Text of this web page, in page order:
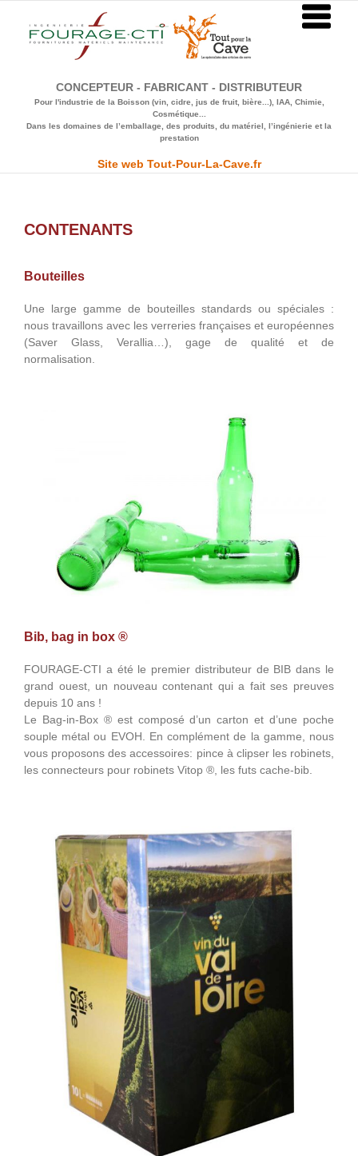
contenu
CONCEPTEUR - FABRICANT - DISTRIBUTEUR
Pour l'industrie de la Boisson (vin, cidre, jus de fruit, bière...), IAA, Chimie,
Cosmétique...
Dans les domaines de l’emballage, des produits, du matériel, l’ingénierie et la
prestation
Site web Tout-Pour-La-Cave.fr
CONTENANTS
Bouteilles
Une large gamme de bouteilles standards ou spéciales :
nous travaillons avec les verreries françaises et européennes
(Saver Glass, Verallia…), gage de qualité et de
normalisation.
Bib, bag in box ®
FOURAGE-CTI a été le premier distributeur de BIB dans le
grand ouest, un nouveau contenant qui a fait ses preuves
depuis 10 ans !
Le Bag-in-Box ® est composé d’un carton et d’une poche
souple métal ou EVOH. En complément de la gamme, nous
vous proposons des accessoires: pince à clipser les robinets,
les connecteurs pour robinets Vitop ®, les futs cache-bib.